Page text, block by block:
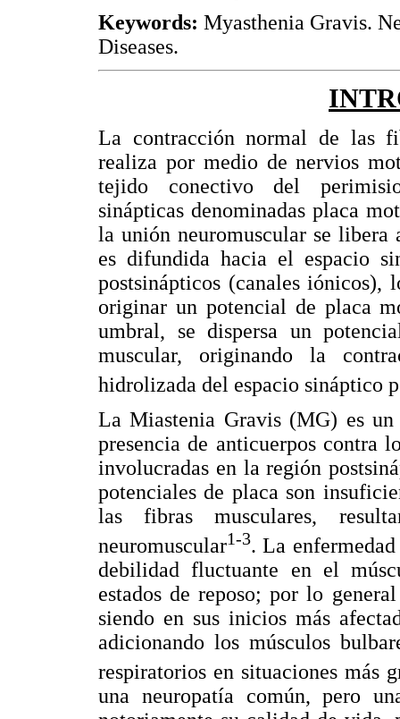
Keywords: Myasthenia Gravis.
Diseases.
La contracción normal de las
realiza por medio de nervios
tejido conectivo del
sinápticas denominadas placa
la unión neuromuscular se libera
es difundida hacia el espacio
postsinápticos (canales iónicos),
originar un potencial de placa
umbral, se dispersa un
muscular, originando la
hidrolizada del espacio sináptico
La Miastenia Gravis (MG) es
presencia de anticuerpos contra
involucradas en la región
potenciales de placa son
las fibras musculares,
neuromuscular1-3. La
debilidad fluctuante en el
estados de reposo; por lo
siendo en sus inicios más
adicionando los músculos
respiratorios en situaciones más
una neuropatía común, pero